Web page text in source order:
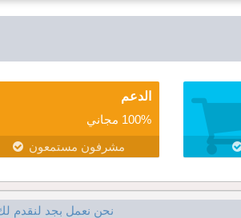
الدعم
100% مجاني
مشرفون مستمعون
نحن نعمل بجد لنقدم